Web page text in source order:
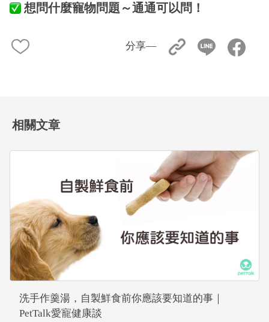
想問什麼寵物問題～通通可以問！
分享––
相關文章
洗手作羹湯，自製鮮食前你應該要知道的事｜
PetTalk愛寵健康談